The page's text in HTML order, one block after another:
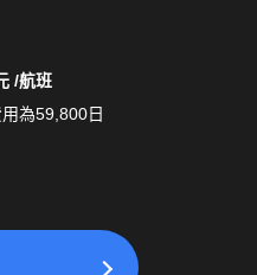
/航班
為59,800日